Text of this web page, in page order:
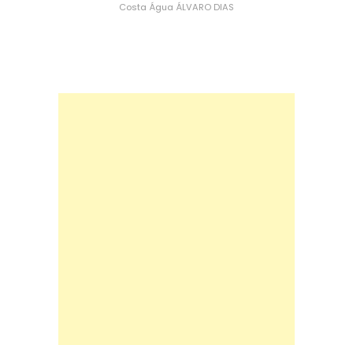
Costa Água ÁLVARO DIAS